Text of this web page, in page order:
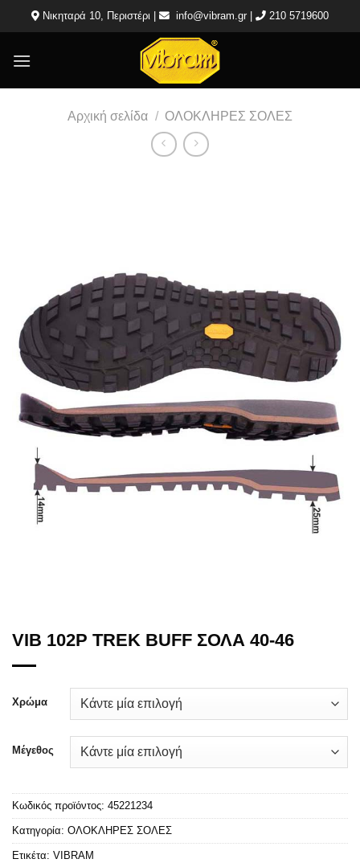
Μετάβαση
στο
Νικηταρά 10, Περιστέρι | info@vibram.gr 210 5719600
Αρχική σελίδα / ΟΛΟΚΛΗΡΕΣ ΣΟΛΕΣ
VIB 102P TREK BUFF ΣΟΛΑ 40-46
Χρώμα
Μέγεθος
Κωδικός προϊόντος: 45221234
Κατηγορία: ΟΛΟΚΛΗΡΕΣ ΣΟΛΕΣ
Ετικέτα: VIBRAM